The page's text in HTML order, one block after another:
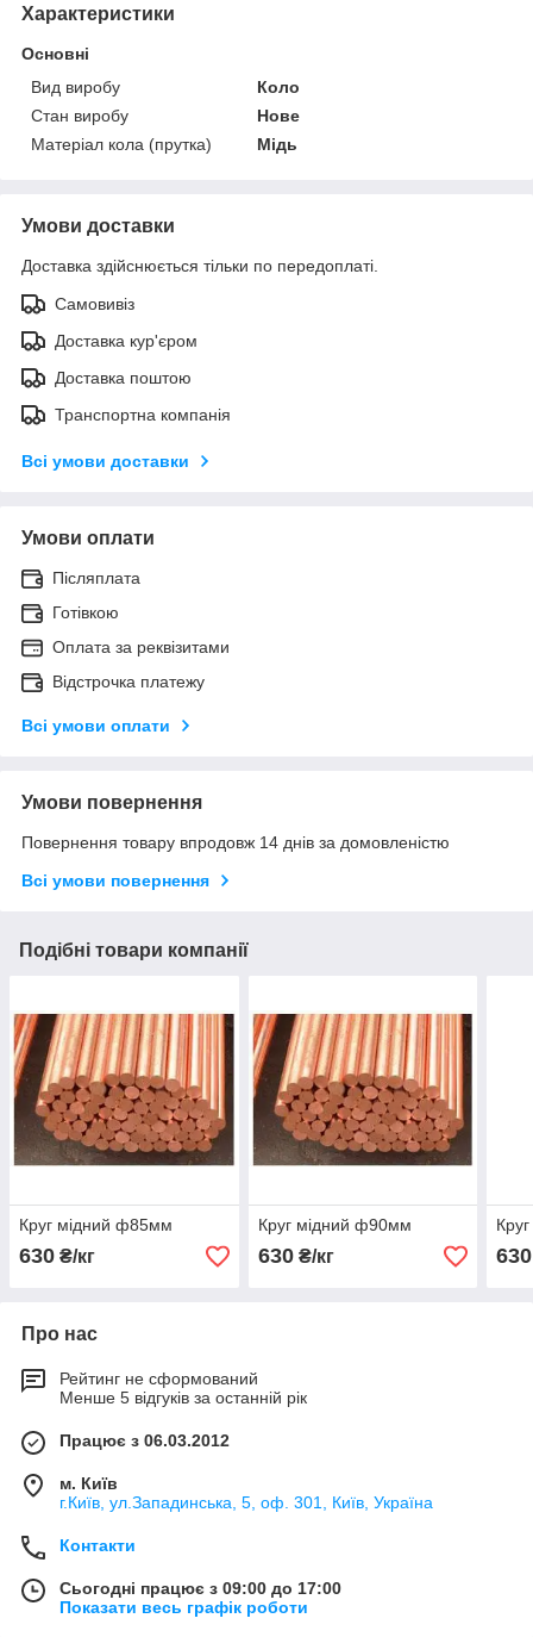
Характеристики
Основні
Вид виробу
Коло
Стан виробу
Нове
Матеріал кола (прутка)
Мідь
Умови доставки
Доставка здійснюється тільки по передоплаті.
Самовивіз
Доставка кур'єром
Доставка поштою
Транспортна компанія
Всі умови доставки
Умови оплати
Післяплата
Готівкою
Оплата за реквізитами
Відстрочка платежу
Всі умови оплати
Умови повернення
Повернення товару впродовж 14 днів за домовленістю
Всі умови повернення
Подібні товари компанії
Круг мідний ф85мм
630 ₴/кг
Круг мідний ф90мм
630₴/кг 630
Про нас
Рейтинг не сформований
Менше 5 відгуків за останній рік
Працює з 06.03.2012
м. Київ
г.Київ, ул.Западинська, 5, оф. 301, Київ, Україна
Контакти
Сьогодні працює з 09:00 до 17:00
Показати весь графік роботи